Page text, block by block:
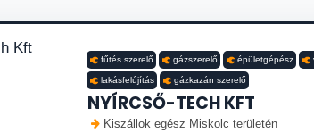
fűtés szerelő gázszerelő épületgépész
lakásfelújítás gázkazán szerelő
NYÍRCSŐ-TECH KFT
Kiszállok egész Miskolc területén